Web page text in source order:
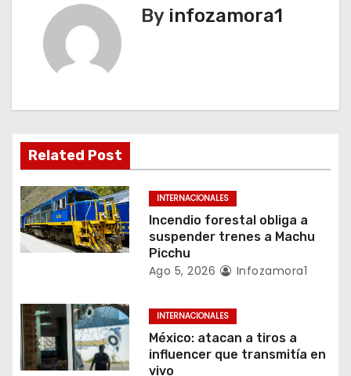
i
ó
n
d
e
n
t
By infozamora1
Related Post
INTERNACIONALES
Incendio forestal obliga a
suspender trenes a Machu
Picchu
Ago 5, 2026 Infozamora1
INTERNACIONALES
México: atacan a tiros a
influencer que transmitía en
vivo